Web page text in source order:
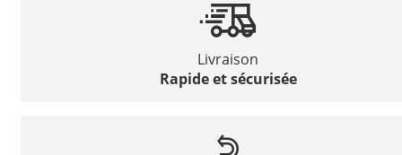
Livraison
Rapide et sécurisée